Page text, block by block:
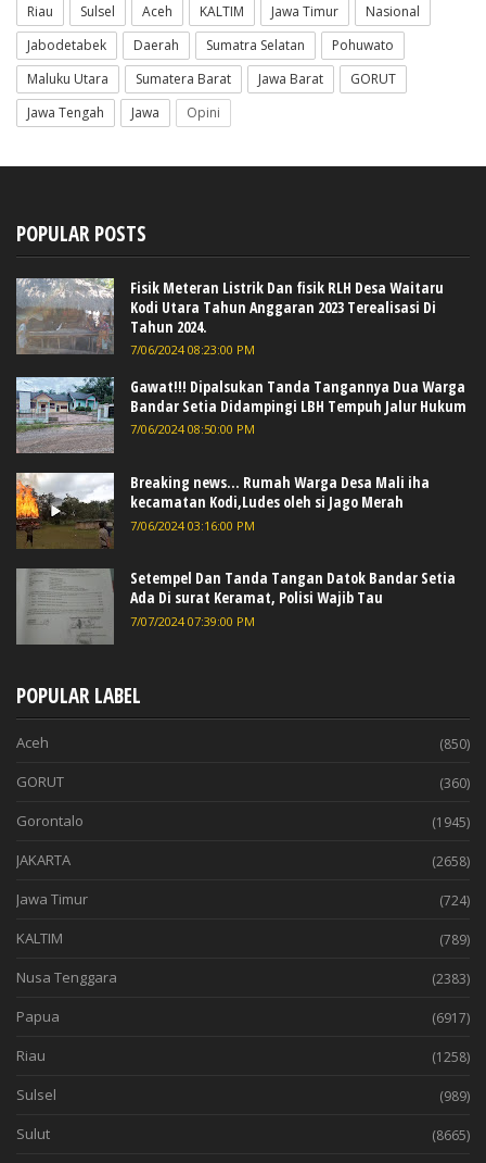
Riau
Sulsel Aceh KALTIM Jawa Timur
Nasional
Jabodetabek
Daerah Sumatra Selatan
Pohuwato
Maluku Utara
Sumatera Barat Jawa Barat
GORUT
Jawa Tengah
Jawa Opini
POPULAR POSTS
Fisik Meteran Listrik Dan fisik RLH Desa Waitaru
Kodi Utara Tahun Anggaran 2023 Terealisasi Di
Tahun 2024.
7/06/2024 08:23:00 PM
Gawat!!! Dipalsukan Tanda Tangannya Dua Warga
Bandar Setia Didampingi LBH Tempuh Jalur Hukum
7/06/2024 08:50:00 PM
Breaking news... Rumah Warga Desa Mali iha
kecamatan Kodi,Ludes oleh si Jago Merah
7/06/2024 03:16:00 PM
Setempel Dan Tanda Tangan Datok Bandar Setia
Ada Di surat Keramat, Polisi Wajib Tau
7/07/2024 07:39:00 PM
POPULAR LABEL
Aceh (850)
GORUT (360)
Gorontalo (1945)
JAKARTA (2658)
Jawa Timur (724)
KALTIM (789)
Nusa Tenggara (2383)
Papua (6917)
Riau (1258)
Sulsel (989)
Sulut (8665)